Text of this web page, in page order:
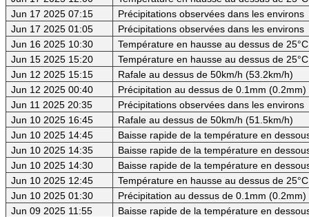
Jun 17 2025 07:15
Précipitations observées dans les environs
Jun 17 2025 01:05
Précipitations observées dans les environs
Jun 16 2025 10:30
Température en hausse au dessus de
Jun 15 2025 15:20
Température en hausse au dessus de
Jun 12 2025 15:15
Rafale au dessus de 50km/h (53.2km/h)
Jun 12 2025 00:40
Précipitation au dessus de 0.1mm
Jun 11 2025 20:35
Précipitations observées dans les environs
Jun 10 2025 16:45
Rafale au dessus de 50km/h (51.5km/h)
Jun 10 2025 14:45
Baisse rapide de la température en
Jun 10 2025 14:35
Baisse rapide de la température en
Jun 10 2025 14:30
Baisse rapide de la température en
Jun 10 2025 12:45
Température en hausse au dessus de
Jun 10 2025 01:30
Précipitation au dessus de 0.1mm (0.2mm)
Jun 09 2025 11:55
Baisse rapide de la température en